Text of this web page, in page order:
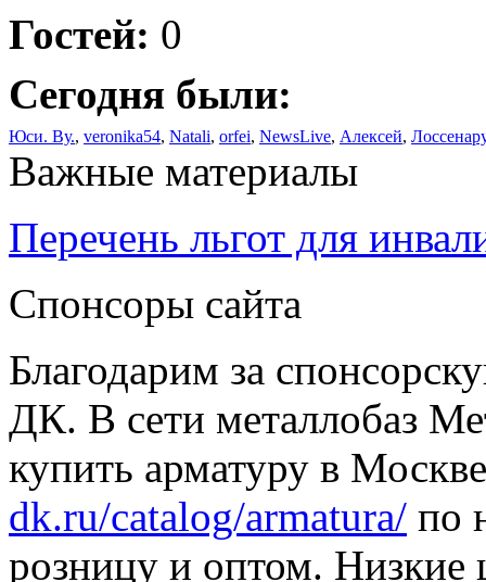
Гостей: 0
Сегодня были:
Юси. Ву., veronika54, Natali, orfei, NewsLive, Алексей,
Важные материалы
Перечень льгот для
Спонсоры сайта
Благодарим за
ДК. В сети металлобаз
купить арматуру в
dk.ru/catalog/armatura/ по
розницу и оптом. Низкие